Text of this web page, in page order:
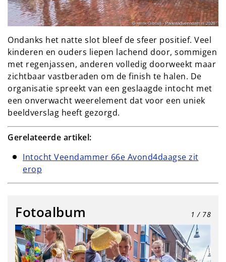
Ondanks het natte slot bleef de sfeer positief. Veel
kinderen en ouders liepen lachend door, sommigen
met regenjassen, anderen volledig doorweekt maar
zichtbaar vastberaden om de finish te halen. De
organisatie spreekt van een geslaagde intocht met
een onverwacht weerelement dat voor een uniek
beeldverslag heeft gezorgd.
Gerelateerde artikel:
Intocht Veendammer 66e Avond4daagse zit
erop
Fotoalbum 1 / 78